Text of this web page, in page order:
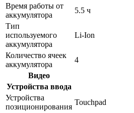
Время работы от
аккумулятора
5.5 ч
Тип
используемого
аккумулятора
Li-Ion
Количество ячеек
аккумулятора
4
Видео
Устройства ввода
Устройства
позиционирования
Touchpad